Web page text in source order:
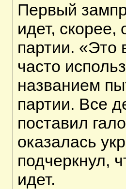
Первый
идет, скорее,
партии.
часто
названием
партии. Все
поставил
оказалась
подчеркнул,
идет.